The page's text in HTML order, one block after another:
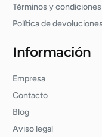
Términos y condiciones
Política de devoluciones
Información
Empresa
Contacto
Blog
Aviso legal